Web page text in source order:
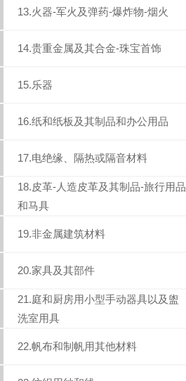
13.火器-军火及弹药-爆炸物-烟火
14.贵重金属及其合金-珠宝首饰
15.乐器
16.纸和纸板及其制品和办公用品
17.电绝缘、隔热或隔音材料
18.皮革-人造皮革及其制品-旅行用品
和马具
19.非金属建筑材料
20.家具及其部件
21.庭和厨房用小型手动器具以及盥
洗室用具
22.帆布和制帆用其他材料